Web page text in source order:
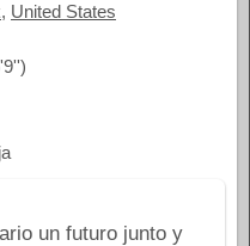
, United States
un futuro junto y